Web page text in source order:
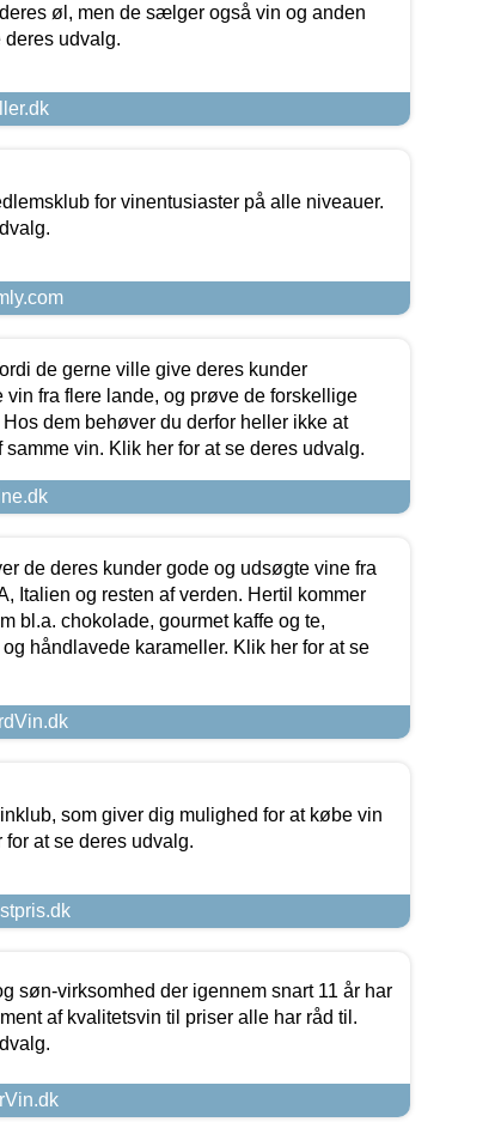
øl, men de sælger også vin og anden
deres udvalg.
for vinentusiaster på alle niveauer.
de gerne ville give deres kunder
vin fra flere lande, og prøve de forskellige
dem behøver du derfor heller ikke at
vin. Klik her for at se deres udvalg.
de deres kunder gode og udsøgte vine fra
Italien og resten af verden. Hertil kommer
bl.a. chokolade, gourmet kaffe og te,
håndlavede karameller. Klik her for at se
som giver dig mulighed for at købe vin
at se deres udvalg.
søn-virksomhed der igennem snart 11 år har
af kvalitetsvin til priser alle har råd til.